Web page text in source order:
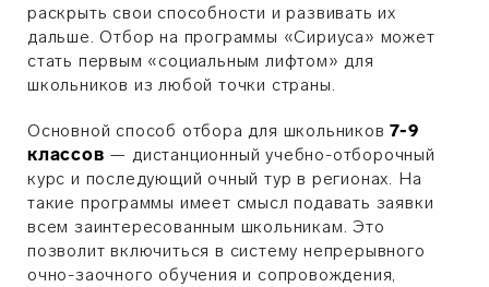
раскрыть свои способности и развивать их
дальше. Отбор на программы «Сириуса» может
стать первым «социальным лифтом» для
школьников из любой точки страны.
Основной способ отбора для школьников7-9
классов — дистанционный учебно-отборочный
курс и последующий очный тур в регионах. На
такие программы имеет смысл подавать заявки
всем заинтересованным школьникам. Это
позволит включиться в систему непрерывного
очно-заочного обучения и сопровождения,